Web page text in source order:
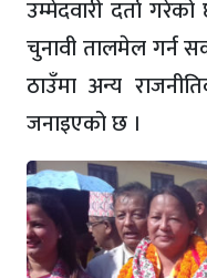
उम्मेदवारी दर्ता
चुनावी तालमेल गर्न
ठाउँमा अन्य
जनाइएको छ ।